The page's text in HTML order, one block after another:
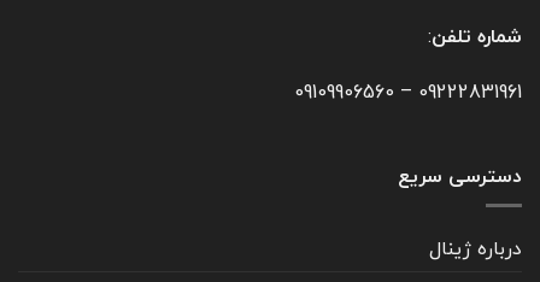
شماره تلفن:
09222831961
–
09109906560
دسترسی سریع
درباره ژینال